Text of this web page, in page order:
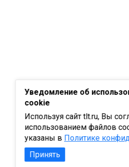
Уведомление об
cookie
Используя сайт tlt.ru, Вы
использованием файлов
указаны в Политике
Принять